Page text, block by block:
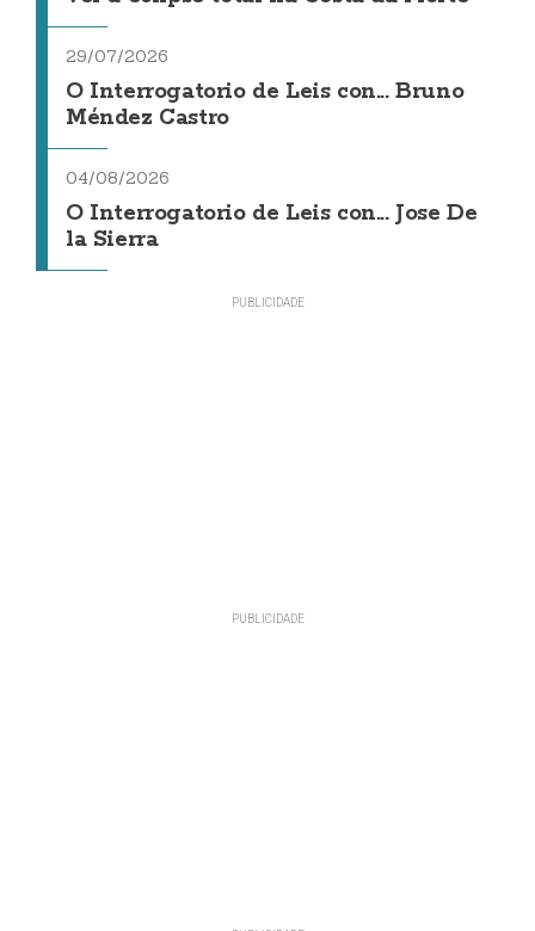
29/07/2026
O Interrogatorio de Leis con... Bruno
Méndez Castro
04/08/2026
O Interrogatorio de Leis con... Jose De
la Sierra